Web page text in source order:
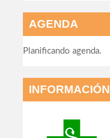
AGENDA
Planificando agenda.
INFORMACIÓN